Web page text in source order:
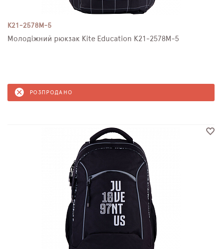
K21-2578M-5
Молодіжний рюкзак Kite Education K21-2578M-5
РОЗПРОДАНО